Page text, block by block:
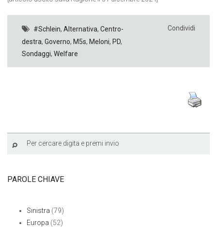
#Schlein, Alternativa, Centro-
destra, Governo, M5s, Meloni, PD,
Sondaggi, Welfare
Condividi
PAROLE CHIAVE
Sinistra (79)
Europa (52)